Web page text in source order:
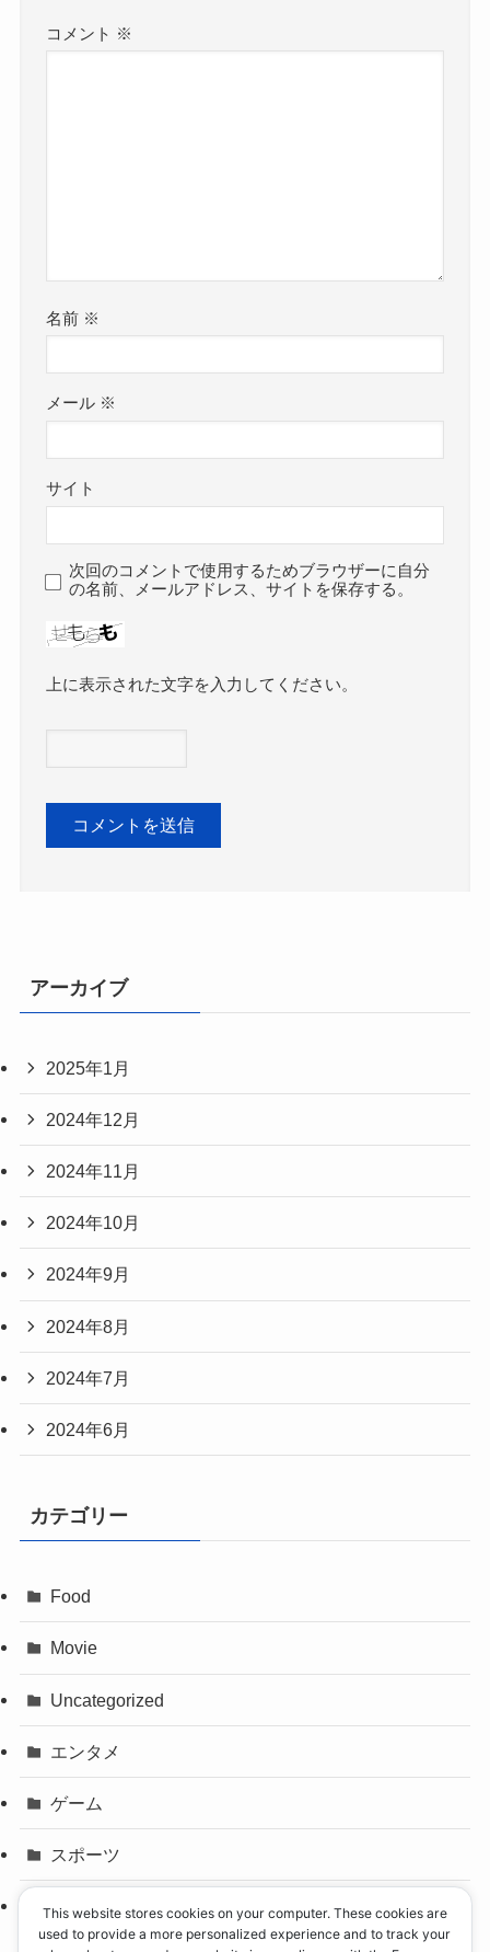
コメント ※
名前 ※
メール ※
サイト
次回のコメントで使用するためブラウザーに自分
の名前、メールアドレス、サイトを保存する。
上に表示された文字を入力してください。
アーカイブ
2025年1月
2024年12月
2024年11月
2024年10月
2024年9月
2024年8月
2024年7月
2024年6月
カテゴリー
Food
Movie
Uncategorized
エンタメ
ゲーム
スポーツ
パリオリンピック
This website stores cookies on your computer. These cookies are
used to provide a more personalized experience and to track your